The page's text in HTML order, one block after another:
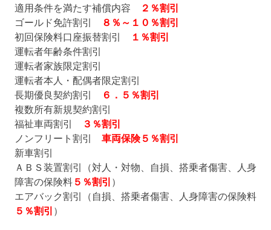
適用条件を満たす補償内容
２％割引
ゴールド免許割引
８％～１０％割引
初回保険料口座振替割引
１％割引
運転者年齢条件割引
運転者家族限定割引
運転者本人・配偶者限定割引
長期優良契約割引
６．５％割引
複数所有新規契約割引
福祉車両割引
３％割引
ノンフリート割引 車両保険５％割引
新車割引
ＡＢＳ装置割引（対人・対物、自損、搭乗者傷害、人身
障害の保険料 ５％割引 ）
エアバック割引（自損、搭乗者傷害、人身障害の保険料
５％割引 ）